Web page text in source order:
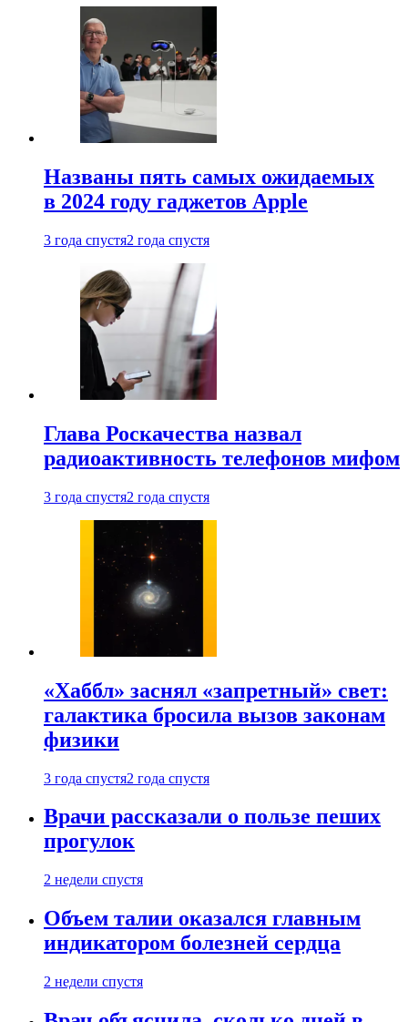
Названы пять самых ожидаемых
в 2024 году гаджетов Apple
3 года спустя2 года спустя
Глава Роскачества назвал
радиоактивность телефонов мифом
3 года спустя2 года спустя
«Хаббл» заснял «запретный» свет:
галактика бросила вызов законам
физики
3 года спустя2 года спустя
Врачи рассказали о пользе пеших
прогулок
2 недели спустя
Объем талии оказался главным
индикатором болезней сердца
2 недели спустя